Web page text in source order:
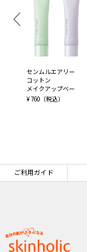
センムルエアリー
コットン
メイクアップベー
ス
¥ 760（税込）
ご利用ガイド